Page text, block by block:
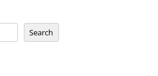
Search